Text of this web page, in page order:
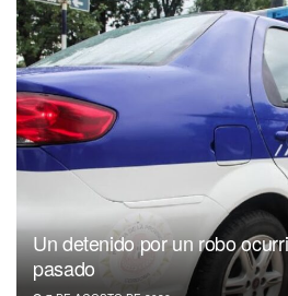
Un detenido por un robo
pasado